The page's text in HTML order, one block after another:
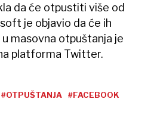
da će otpustiti više od
je objavio da će ih
masovna otpuštanja je
platforma Twitter.
#OTPUŠTANJA
#FACEBOOK